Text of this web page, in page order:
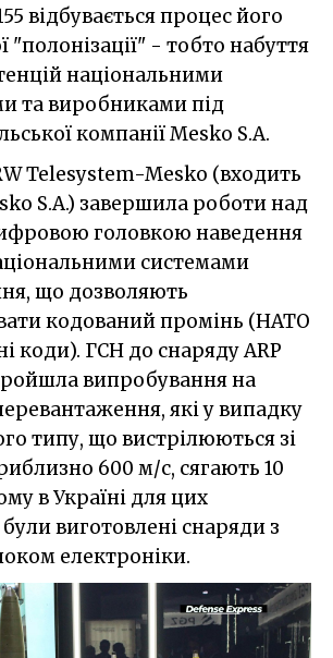
відбувається процес його
"полонізації" - тобто набуття
національними
та виробниками під
компанії Meskо S.A.
Telesystem-Mesko (входить
S.A.) завершила роботи над
головкою наведення
системами
що дозволяють
кодований промінь (НАТО
коди). ГСН до снаряду ARP
випробування на
які у випадку
типу, що вистрілюються зі
600 м/с, сягають 10
в Україні для цих
виготовлені снаряди з
електроніки.